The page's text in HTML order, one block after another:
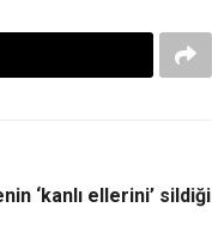
‘kanlı ellerini’ sildiği